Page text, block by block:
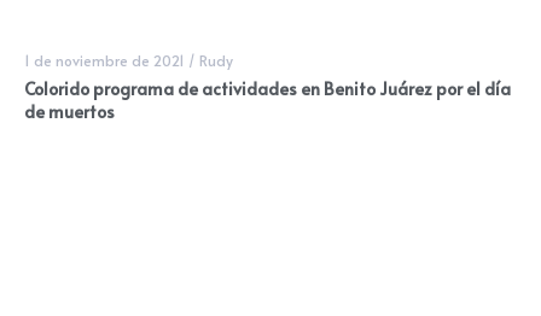
1 de noviembre de 2021 / Rudy
Colorido programa de actividades en Benito Juárez por el día
de muertos